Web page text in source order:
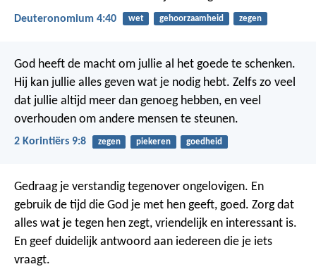
Deuteronomium 4:40 wet gehoorzaamheid zegen
God heeft de macht om jullie al het goede te schenken.
Hij kan jullie alles geven wat je nodig hebt. Zelfs zo veel
dat jullie altijd meer dan genoeg hebben, en veel
overhouden om andere mensen te steunen.
2 Korintiërs 9:8 zegen piekeren goedheid
Gedraag je verstandig tegenover ongelovigen. En
gebruik de tijd die God je met hen geeft, goed. Zorg dat
alles wat je tegen hen zegt, vriendelijk en interessant is.
En geef duidelijk antwoord aan iedereen die je iets
vraagt.